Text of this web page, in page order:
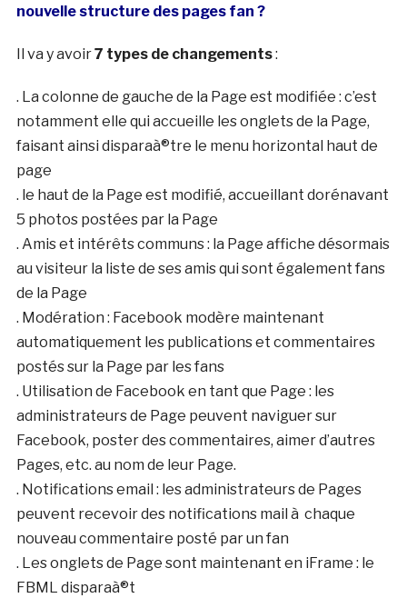
nouvelle structure des pages fan ?
Il va y avoir7 types de changements:
. La colonne de gauche de la Page est modifiée : c’est
notamment elle qui accueille les onglets de la Page,
faisant ainsi disparaà®tre le menu horizontal haut de
page
. le haut de la Page est modifié, accueillant dorénavant
5 photos postées par la Page
. Amis et intérêts communs : la Page affiche désormais
au visiteur la liste de ses amis qui sont également fans
de la Page
. Modération : Facebook modère maintenant
automatiquement les publications et commentaires
postés sur la Page par les fans
. Utilisation de Facebook en tant que Page : les
administrateurs de Page peuvent naviguer sur
Facebook, poster des commentaires, aimer d’autres
Pages, etc. au nom de leur Page.
. Notifications email : les administrateurs de Pages
peuvent recevoir des notifications mail à chaque
nouveau commentaire posté par un fan
. Les onglets de Page sont maintenant en iFrame : le
FBML disparaà®t